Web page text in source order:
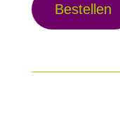
Bestellen